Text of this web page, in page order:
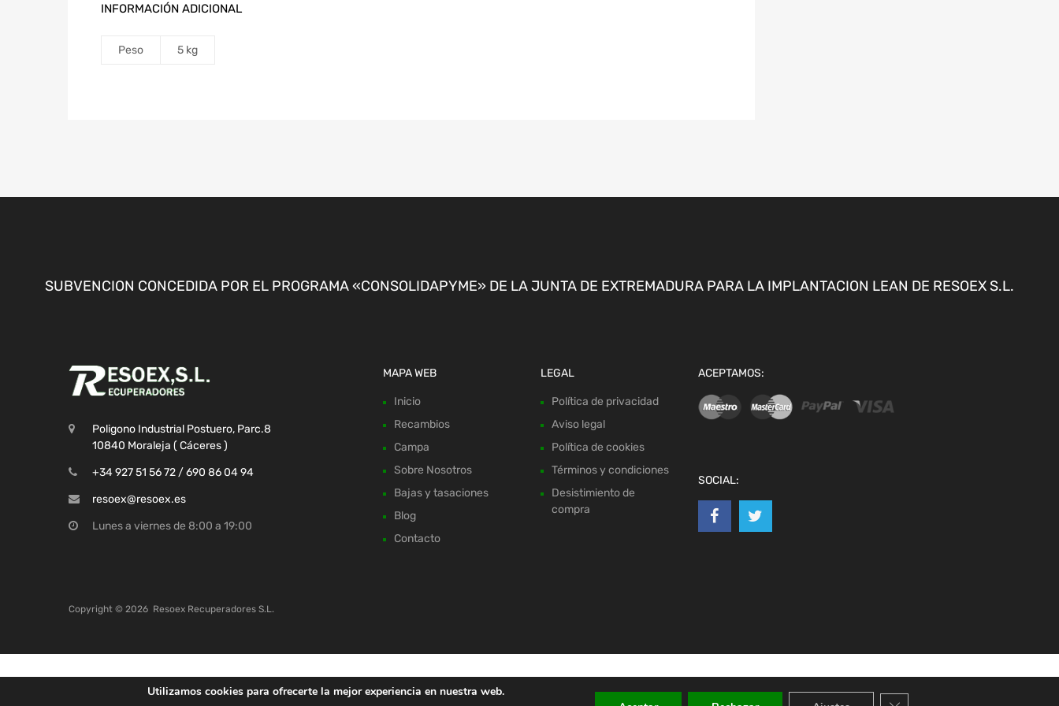
INFORMACIÓN ADICIONAL
Peso 5 kg
SUBVENCION CONCEDIDA POR EL PROGRAMA «CONSOLIDAPYME» DE LA JUNTA DE EXTREMADURA PARA LA IMPLANTACION LEAN DE RESOEX S.L.
Poligono Industrial Postuero, Parc.8
10840 Moraleja ( Cáceres )
+34 927 51 56 72 / 690 86 04 94
resoex@resoex.es
Lunes a viernes de 8:00 a 19:00
MAPA WEB
Inicio
Recambios
Campa
Sobre Nosotros
Bajas y tasaciones
Blog
Contacto
LEGAL
Política de privacidad
Aviso legal
Política de cookies
Términos y condiciones
Desistimiento de
compra
ACEPTAMOS:
SOCIAL:
Copyright © 2026 Resoex Recuperadores S.L.
Utilizamos cookies para ofrecerte la mejor experiencia en nuestra web.
Cerrar el banner de cookies RGPD